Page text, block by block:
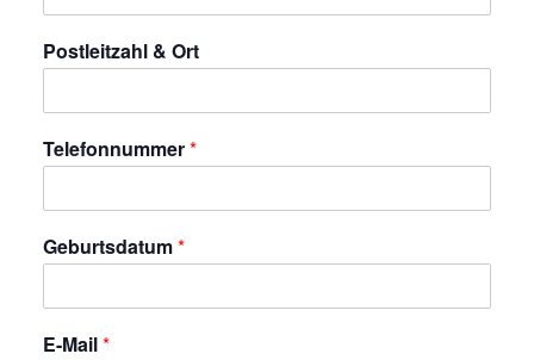
Postleitzahl & Ort
Telefonnummer*
Geburtsdatum*
E-Mail*